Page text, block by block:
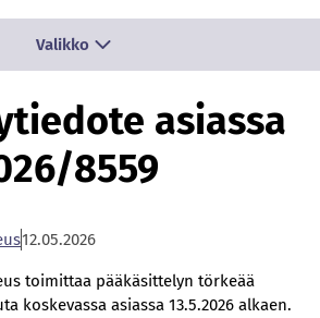
Valikko
asiassa
8559
12.05.2026
toimittaa pääkäsittelyn törkeää
koskevassa asiassa 13.5.2026 alkaen.